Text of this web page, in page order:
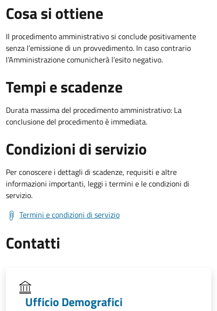
Cosa si ottiene
Il procedimento amministrativo si conclude positivamente
senza l’emissione di un provvedimento. In caso contrario
l’Amministrazione comunicherà l’esito negativo.
Tempi e scadenze
Durata massima del procedimento amministrativo: La
conclusione del procedimento è immediata.
Condizioni di servizio
Per conoscere i dettagli di scadenze, requisiti e altre
informazioni importanti, leggi i termini e le condizioni di
servizio.
Termini e condizioni di servizio
Contatti
Ufficio Demografici